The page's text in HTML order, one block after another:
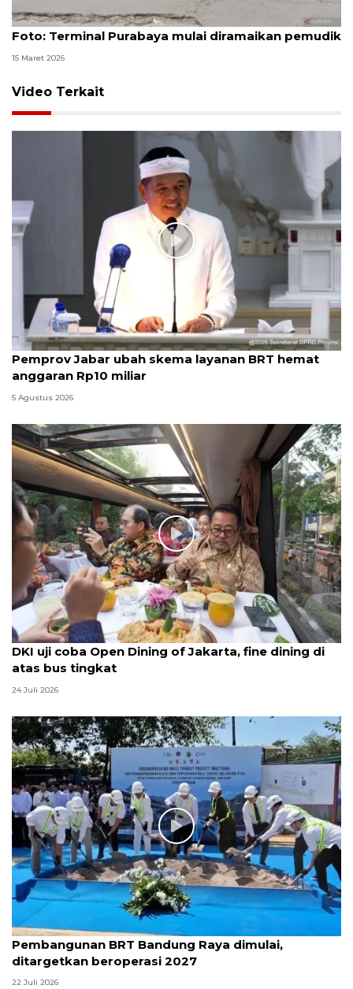
Foto
Foto: Terminal Purabaya mulai diramaikan pemudik
15 Maret 2026
Video Terkait
Pemprov Jabar ubah skema layanan BRT hemat
anggaran Rp10 miliar
5 Agustus 2026
DKI uji coba Open Dining of Jakarta, fine dining di
atas bus tingkat
24 Juli 2026
Pembangunan BRT Bandung Raya dimulai,
ditargetkan beroperasi 2027
22 Juli 2026